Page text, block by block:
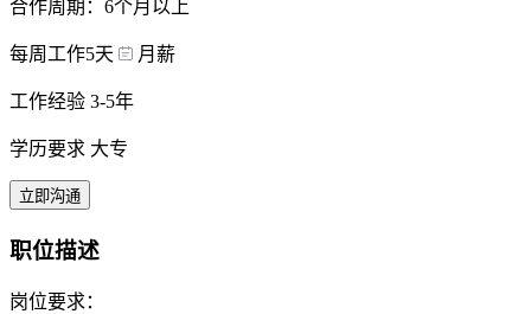
合作周期：6个月以上
每周工作5天 月薪
工作经验 3-5年
学历要求 大专
立即沟通
职位描述
岗位要求：